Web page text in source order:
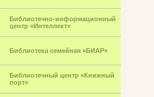
Библиотечно-информационный
центр «Интеллект»
Библиотека семейная «БИАР»
Библиотечный центр «Книжный
порт»